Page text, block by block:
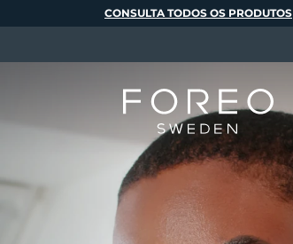
CONSULTA TODOS OS PRODUTOS